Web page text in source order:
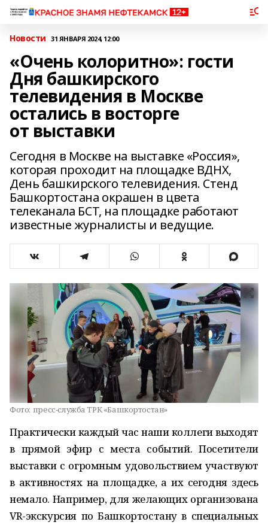
Новости 31 ЯНВАРЯ 2024, 12:00
«Очень колоритно»: гости
Дня башкирского
телевидения в Москве
остались в восторге
от выставки
Сегодня в Москве на выставке «Россия»,
которая проходит на площадке ВДНХ,
День башкирского телевидения. Стенд
Башкортостана окрашен в цвета
телеканала БСТ, на площадке работают
известные журналисты и ведущие.
Фото: пресс-служба ТРК «Башкортостан»
Практически каждый час наши коллеги выходят
в прямой эфир с места событий. Посетители
выставки с огромным удовольствием участвуют
в активностях на площадке, а их сегодня здесь
немало. Например, для желающих организована
VR-экскурсия по Башкортостану в специальных